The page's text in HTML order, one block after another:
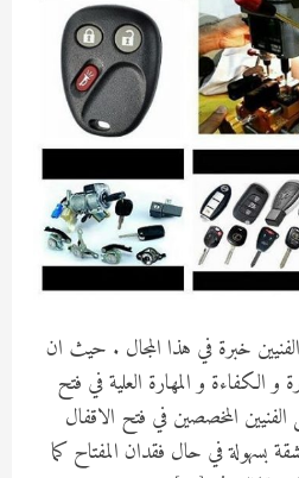
خبرة في هذا المجال . حيث ان
و الكفاءة و المهارة العلية في فتح
المخصصين في فتح الاقفال
بسهولة في حال فقدان المفتاح كما